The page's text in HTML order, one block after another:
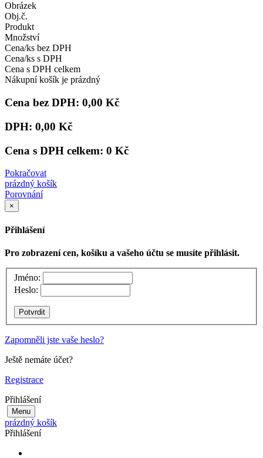
Obrázek
Obj.č.
Produkt
Množství
Cena/ks bez DPH
Cena/ks s DPH
Cena s DPH celkem
Nákupní košík je prázdný
Cena bez DPH: 0,00 Kč
DPH: 0,00 Kč
Cena s DPH celkem: 0 Kč
Pokračovat
prázdný košík
Porovnání
×
Přihlášení
Pro zobrazení cen, košíku a vašeho účtu se musíte přihlásit.
Jméno:
Heslo:
Zapomněli jste vaše heslo?
Ještě nemáte účet?
Registrace
Přihlášení
Menu
prázdný košík
Přihlášení